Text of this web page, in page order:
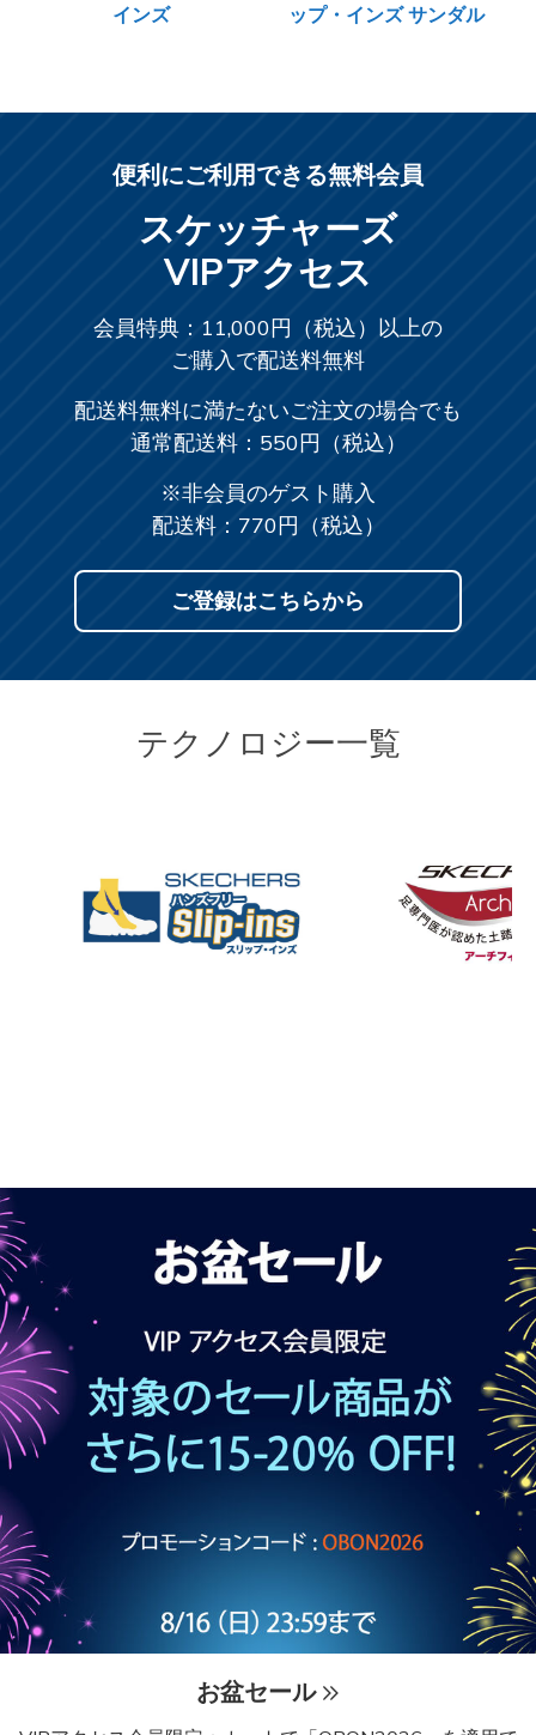
インズ
ップ・インズ サンダル
便利にご利用できる無料会員
スケッチャーズ
VIPアクセス
会員特典：11,000円（税込）以上の
ご購入で配送料無料
配送料無料に満たないご注文の場合でも
通常配送料：550円（税込）
※非会員のゲスト購入
配送料：770円（税込）
ご登録はこちらから
テクノロジー一覧
お盆セール